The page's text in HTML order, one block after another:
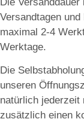
Versandtagen
maximal 2-4
Werktage.
Die
unseren
natürlich jederzeit
zusätzlich einen